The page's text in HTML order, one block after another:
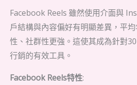
Facebook Reels 雖然使用介面與
戶結構與內容偏好有明顯差異，平
性、社群性更強。這使其成為針對
行銷的有效工具。
Facebook Reels特性: